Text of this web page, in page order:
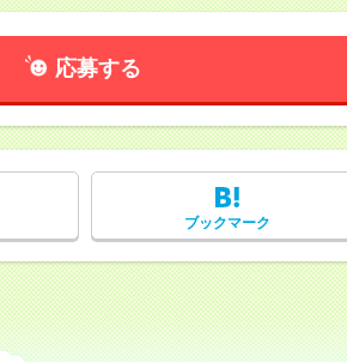
応募する
ブックマーク